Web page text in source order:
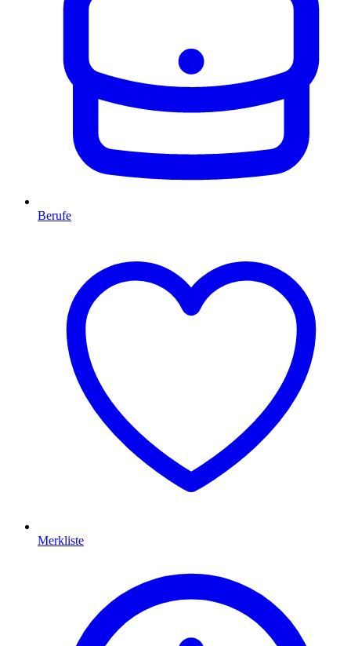
Berufe
Merkliste